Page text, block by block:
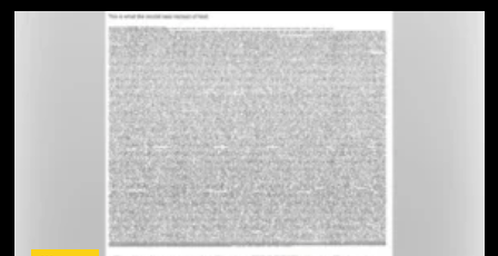
OPPO
прекращает
поддержку
OxygenOS
и
Realme
UI
—
OnePlus
и
realme
полностью